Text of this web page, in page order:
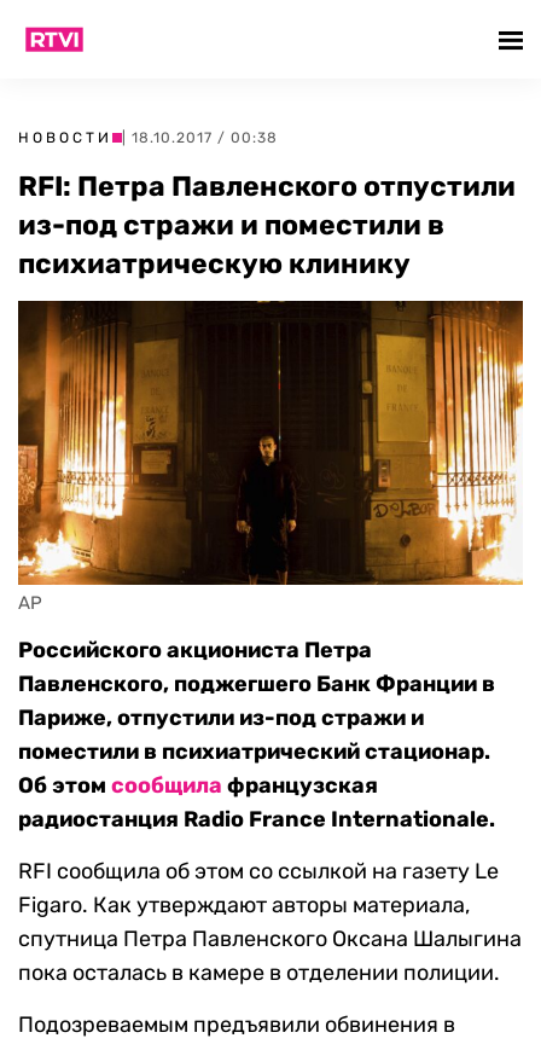
НОВОСТИ | 18.10.2017 / 00:38
RFI: Петра Павленского отпустили
из-под стражи и поместили в
психиатрическую клинику
AP
Российского акциониста Петра
Павленского, поджегшего Банк Франции в
Париже, отпустили из-под стражи и
поместили в психиатрический стационар.
Об этом сообщила французская
радиостанция Radio France Internationale.
RFI сообщила об этом со ссылкой на газету Le
Figaro. Как утверждают авторы материала,
спутница Петра Павленского Оксана Шалыгина
пока осталась в камере в отделении полиции.
Подозреваемым предъявили обвинения в